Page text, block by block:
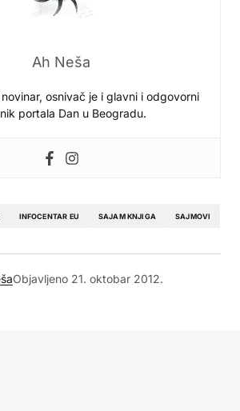
Ah Neša
osnivač je i glavni i odgovorni
portala Dan u Beogradu.
INFOCENTAR EU SAJAM KNJIGA SAJMOVI
Objavljeno 21. oktobar 2012.